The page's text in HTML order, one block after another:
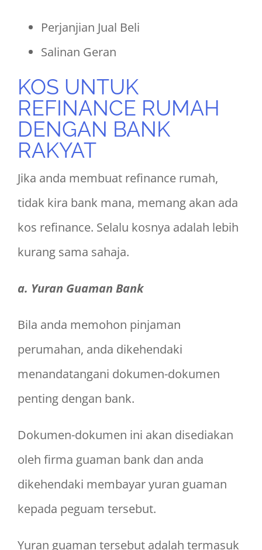
Perjanjian Jual Beli
Salinan Geran
KOS UNTUK
REFINANCE RUMAH
DENGAN BANK
RAKYAT
Jika anda membuat refinance rumah,
tidak kira bank mana, memang akan ada
kos refinance. Selalu kosnya adalah lebih
kurang sama sahaja.
a. Yuran Guaman Bank
Bila anda memohon pinjaman
perumahan, anda dikehendaki
menandatangani dokumen-dokumen
penting dengan bank.
Dokumen-dokumen ini akan disediakan
oleh firma guaman bank dan anda
dikehendaki membayar yuran guaman
kepada peguam tersebut.
Yuran guaman tersebut adalah termasuk